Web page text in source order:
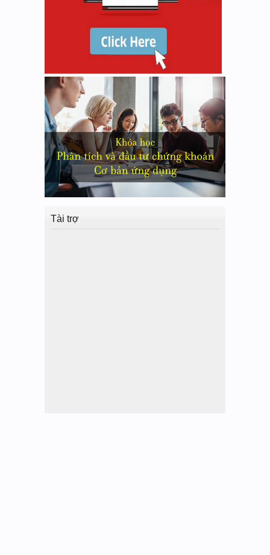
Tài trợ